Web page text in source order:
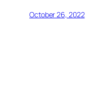
October 26, 2022